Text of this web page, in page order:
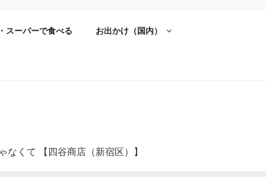
スーパーで食べる お出かけ（国内）
なくて 【四谷商店（新宿区）】